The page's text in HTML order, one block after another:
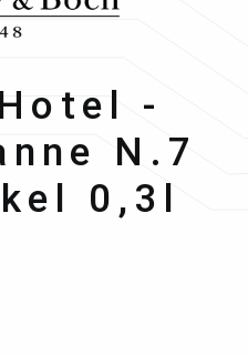
& Boch
-
N.7
0,3l